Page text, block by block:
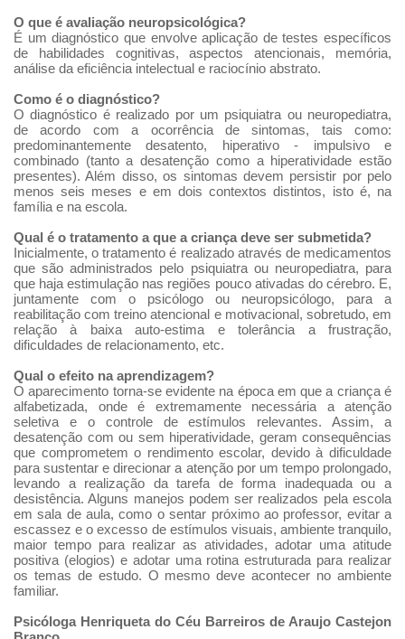
O que é avaliação neuropsicológica?
É um diagnóstico que envolve aplicação de testes específicos
de habilidades cognitivas, aspectos atencionais, memória,
análise da eficiência intelectual e raciocínio abstrato.
Como é o diagnóstico?
O diagnóstico é realizado por um psiquiatra ou neuropediatra,
de acordo com a ocorrência de sintomas, tais como:
predominantemente desatento, hiperativo - impulsivo e
combinado (tanto a desatenção como a hiperatividade estão
presentes). Além disso, os sintomas devem persistir por pelo
menos seis meses e em dois contextos distintos, isto é, na
família e na escola.
Qual é o tratamento a que a criança deve ser submetida?
Inicialmente, o tratamento é realizado através de medicamentos
que são administrados pelo psiquiatra ou neuropediatra, para
que haja estimulação nas regiões pouco ativadas do cérebro. E,
juntamente com o psicólogo ou neuropsicólogo, para a
reabilitação com treino atencional e motivacional, sobretudo, em
relação à baixa auto-estima e tolerância a frustração,
dificuldades de relacionamento, etc.
Qual o efeito na aprendizagem?
O aparecimento torna-se evidente na época em que a criança é
alfabetizada, onde é extremamente necessária a atenção
seletiva e o controle de estímulos relevantes. Assim, a
desatenção com ou sem hiperatividade, geram consequências
que comprometem o rendimento escolar, devido à dificuldade
para sustentar e direcionar a atenção por um tempo prolongado,
levando a realização da tarefa de forma inadequada ou a
desistência. Alguns manejos podem ser realizados pela escola
em sala de aula, como o sentar próximo ao professor, evitar a
escassez e o excesso de estímulos visuais, ambiente tranquilo,
maior tempo para realizar as atividades, adotar uma atitude
positiva (elogios) e adotar uma rotina estruturada para realizar
os temas de estudo. O mesmo deve acontecer no ambiente
familiar.
Psicóloga Henriqueta do Céu Barreiros de Araujo Castejon